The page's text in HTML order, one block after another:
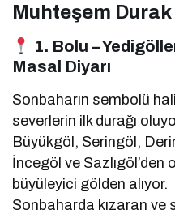
Muhteşem Durak
1. Bolu –
Masal Diyarı
Sonbaharın sembolü
severlerin ilk durağı
Büyükgöl, Seringöl,
İncegöl ve Sazlıgöl’den
büyüleyici gölden alıyor.
Sonbaharda kızaran ve